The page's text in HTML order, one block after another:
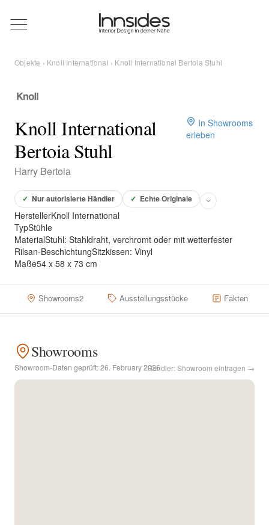
Magazin
Showrooms
Für Händler
Kontakt
Twitter
Objekte › Knoll International › Knoll International Bertoia Stuhl
Knoll International
Bertoia Stuhl
Harry Bertoia
In Showrooms
erleben
✓ Nur autorisierte Händler ✓ Echte Originale
HerstellerKnoll International
TypStühle
MaterialStuhl: Stahldraht, verchromt oder mit wetterfester
Rilsan-BeschichtungSitzkissen: Vinyl
Maße54 x 58 x 73 cm
Showrooms2 Ausstellungsstücke Fakten
Showrooms
Showroom-Daten geprüft:26. February 2026Händler: Showroom eintragen →